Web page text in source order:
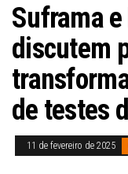
Suframa
discutem
de testes
11 de fevereiro de 2025